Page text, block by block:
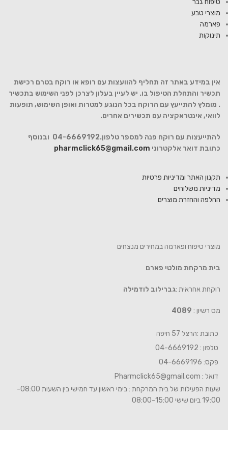
מוצרי טבע
פארמה
תינוקות
אין במידע באתר זה תחליף להוועצות עם רופא או רוקח בטרם רכישת
תכשיר והתחלת הטיפול בו. יש לעיין בעלון לצרכן לפני השימוש בתכשיר
. מומלץ להתייעץ עם הרוקח בכל הנוגע למטרות ואופן השימוש, תופעות
לוואי, אינטראקציה עם תכשירים אחרים.
להתייעצות עם רוקח פנה למספר טלפון.04-6669192 ובנוסף
כתובת דואר אלקטרוני pharmclick65@gmail.com
תקנון האתר ומדיניות פרטיות
מדיניות משלוחים
החלפה והחזרת מוצרים
מוצרי טיפוח ופארמה במחירים מנצחים
בית מרקחת מולטי פארם
רוקחת אחראית :גברילוב לודמילה
מס רשיון : 4089
כתובת :הרצל 57 חיפה
טלפון : 04-6669192
פקס: 04-6669196
דואל : Pharmclick65@gmail.com
שעות הפעילות של בית המרקחת : בימי ראשון עד חמישי בין השעות 08:00-
19:00 ביום שישי 08:00-15:00